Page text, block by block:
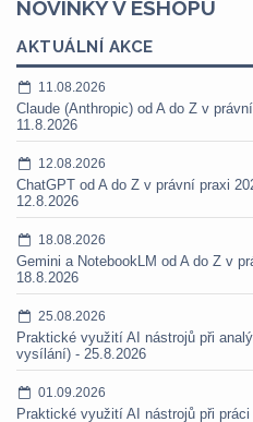
NOVINKY V ESHOPU
AKTUÁLNÍ AKCE
11.08.2026
Claude (Anthropic) od A do Z v
11.8.2026
12.08.2026
ChatGPT od A do Z v právní praxi
12.8.2026
18.08.2026
Gemini a NotebookLM od A do Z v
18.8.2026
25.08.2026
Praktické využití AI nástrojů při
vysílání) - 25.8.2026
01.09.2026
Praktické využití AI nástrojů při